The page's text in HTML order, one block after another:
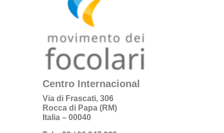
Centro Internacional
Via di Frascati, 306
Rocca di Papa (RM)
Italia – 00040